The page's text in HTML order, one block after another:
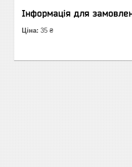
Інформація для
Ціна: 35 ₴